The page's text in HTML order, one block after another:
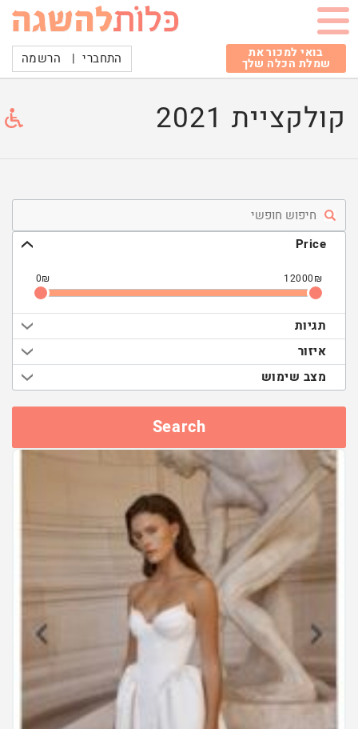
בואי למכור את
שמלת הכלה שלך התחברי | הרשמה
קולקציית 2021
Price
12000₪
0₪
תגיות
איזור
מצב שימוש